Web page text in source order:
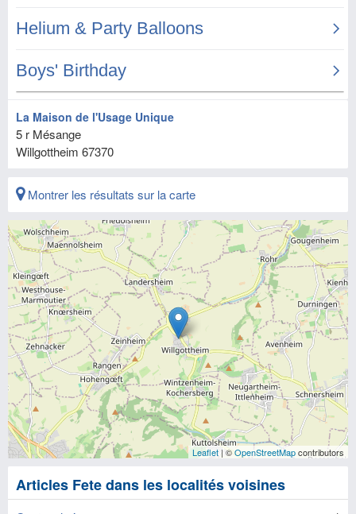
La Maison de l'Usage Unique
5 r Mésange
Willgottheim 67370
Montrer les résultats sur la carte
Leaflet | ©OpenStreetMapcontributors
Articles Fete dans les localités voisines